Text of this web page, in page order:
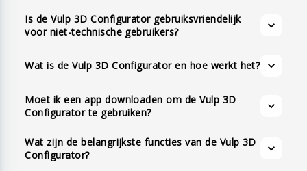
Is de Vulp 3D Configurator gebruiksvriendelijk
voor niet-technische gebruikers?
Wat is de Vulp 3D Configurator en hoe werkt het?
en augmented reality-ervaring zonder dat je
een app hoeft te downloaden.
Moet ik een app downloaden om de Vulp 3D
Configurator te gebruiken?
ermee kunt interageren. Dit omvat het
bekijken van producten in Augmented Reality
Wat zijn de belangrijkste functies van de Vulp 3D
Configurator?
elke website of webshop, 3D-animatie en
interactie, meertalige ondersteuning,
kleuren, augmented reality, geen app-vereiste,
beschikbaarheid, realistische materialen,
en een intuïtieve gebruiksvriendelijke
interface.